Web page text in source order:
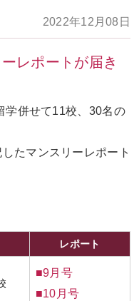
2022年12月08日
レポートが届き
学併せて11校、30名の
たマンスリーレポート
レポート
■9月号
■10月号